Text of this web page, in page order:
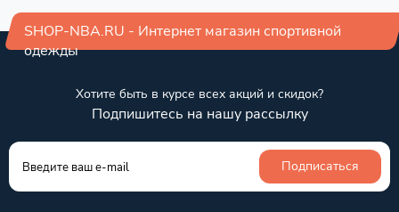
SHOP-NBA.RU - Интернет магазин спортивной
одежды
Хотите быть в курсе всех акций и скидок?
Подпишитесь на нашу рассылку
Подписаться